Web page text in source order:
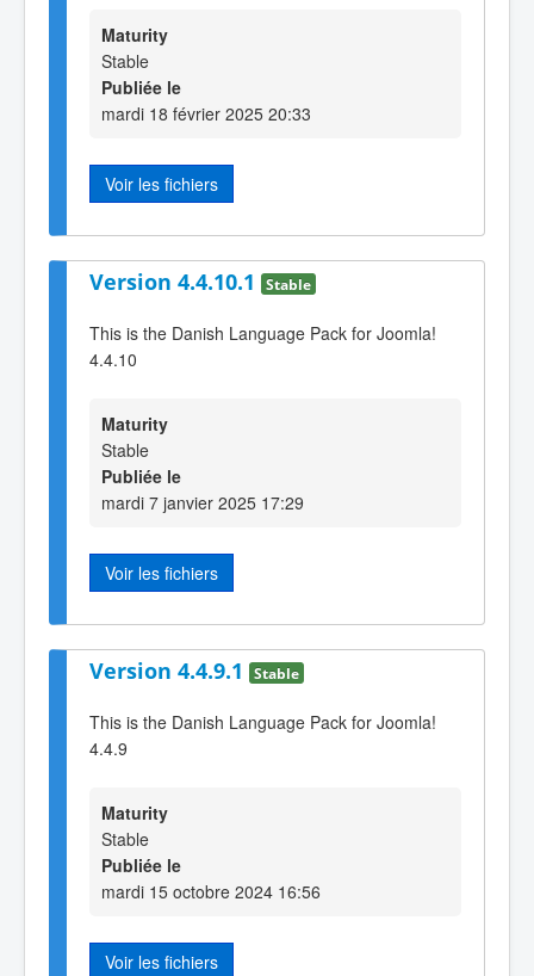
Maturity
Stable
Publiée le
mardi 18 février 2025 20:33
Voir les fichiers
Version 4.4.10.1 Stable
This is the Danish Language Pack for Joomla!
4.4.10
Maturity
Stable
Publiée le
mardi 7 janvier 2025 17:29
Voir les fichiers
Version 4.4.9.1 Stable
This is the Danish Language Pack for Joomla!
4.4.9
Maturity
Stable
Publiée le
mardi 15 octobre 2024 16:56
Voir les fichiers